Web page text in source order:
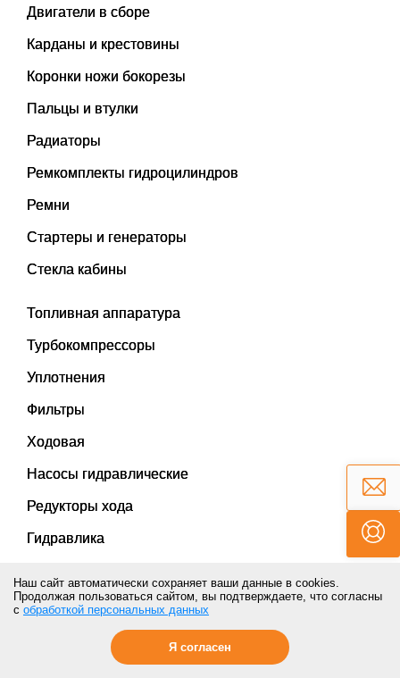
Двигатели в сборе
Карданы и крестовины
Коронки ножи бокорезы
Пальцы и втулки
Радиаторы
Ремкомплекты гидроцилиндров
Ремни
Стартеры и генераторы
Стекла кабины
Топливная аппаратура
Турбокомпрессоры
Уплотнения
Фильтры
Ходовая
Насосы гидравлические
Редукторы хода
Гидравлика
Электрооборудование
Рукава высокого давления
Наш сайт автоматически сохраняет ваши данные в cookies.
Продолжая пользоваться сайтом, вы подтверждаете, что согласны
с обработкой персональных данных
Я согласен